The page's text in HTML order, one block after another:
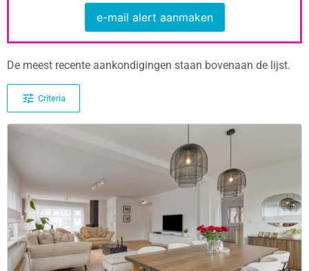
e-mail alert aanmaken
De meest recente aankondigingen staan bovenaan de lijst.
Criteria